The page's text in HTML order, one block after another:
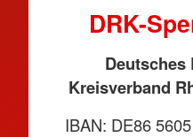
DRK-
Deutsches
Kreisverband
IBAN: DE86